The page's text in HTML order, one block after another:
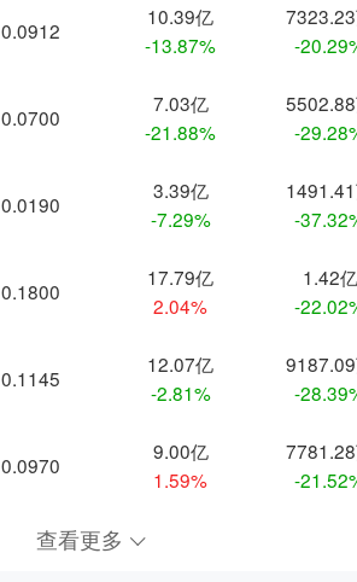
0.0912
10.39亿
-13.87%
-
0.0700
7.03亿
-21.88%
-
0.0190
3.39亿
-7.29%
-
0.1800
17.79亿
2.04%
1.42亿
-
0.1145
12.07亿
-2.81%
-
0.0970
9.00亿
1.59%
-
查看更多